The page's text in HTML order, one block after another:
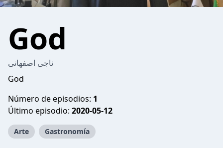
God
ناجی اصفهانی
God
Número de episodios: 1
Último episodio: 2020-05-12
Arte Gastronomía